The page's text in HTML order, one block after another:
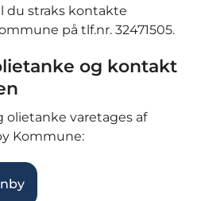
du straks kontakte
på tlf.nr. 32471505.
og kontakt
olietanke varetages af
Kommune: